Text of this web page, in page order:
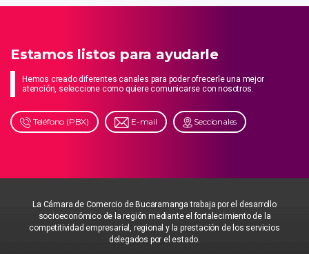
Estamos listos para ayudarle
Hemos creado diferentes canales para poder ofrecerle una mejor
atención, seleccione como quiere comunicarse con nosotros.
Teléfono (PBX) E-mail Seccionales
La Cámara de Comercio de Bucaramanga trabaja por el desarrollo
socioeconómico de la región mediante el fortalecimiento de la
competitividad empresarial, regional y la prestación de los servicios
delegados por el estado.